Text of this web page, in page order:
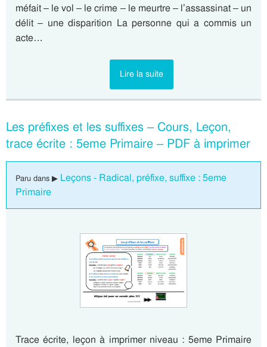
méfait – le vol – le crime – le meurtre – l’assassinat – un
délit – une disparition La personne qui a commis un
acte…
Lire la suite
Les préfixes et les suffixes – Cours, Leçon,
trace écrite : 5eme Primaire – PDF à imprimer
Paru dans ▶ Leçons - Radical, préfixe, suffixe : 5eme
Primaire
Trace écrite, leçon à imprimer niveau : 5eme Primaire